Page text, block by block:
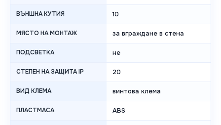
ВЪНШНА КУТИЯ 10
МЯСТО НА МОНТАЖ за вграждане в стена
ПОДСВЕТКА не
СТЕПЕН НА ЗАЩИТА IP 20
ВИД КЛЕМА винтова клема
ПЛАСТМАСА ABS